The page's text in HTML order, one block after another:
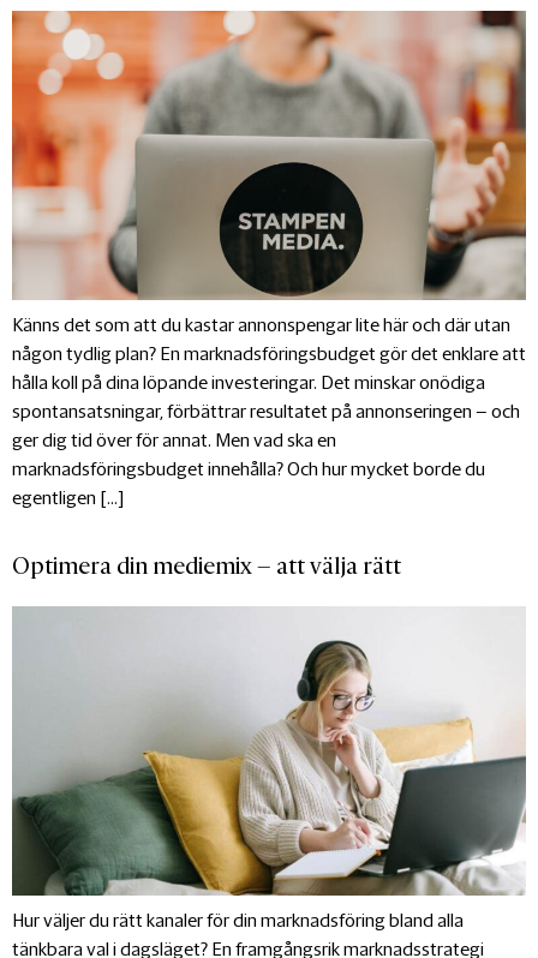
Känns det som att du kastar annonspengar lite här och där utan
någon tydlig plan? En marknadsföringsbudget gör det enklare att
hålla koll på dina löpande investeringar. Det minskar onödiga
spontansatsningar, förbättrar resultatet på annonseringen – och
ger dig tid över för annat. Men vad ska en
marknadsföringsbudget innehålla? Och hur mycket borde du
egentligen […]
Optimera din mediemix – att välja rätt
Hur väljer du rätt kanaler för din marknadsföring bland alla
tänkbara val i dagsläget? En framgångsrik marknadsstrategi